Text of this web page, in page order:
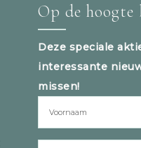
Op de hoogte
Deze speciale
interessante
missen!